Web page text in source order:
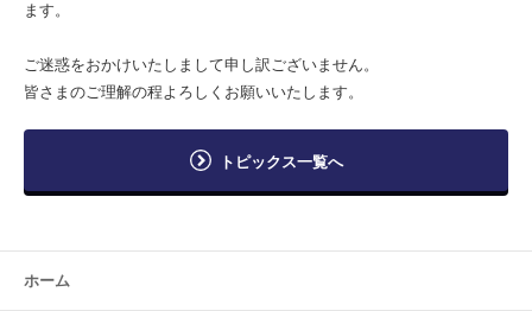
ます。
ご迷惑をおかけいたしまして申し訳ございません。
皆さまのご理解の程よろしくお願いいたします。
トピックス一覧へ
ホーム